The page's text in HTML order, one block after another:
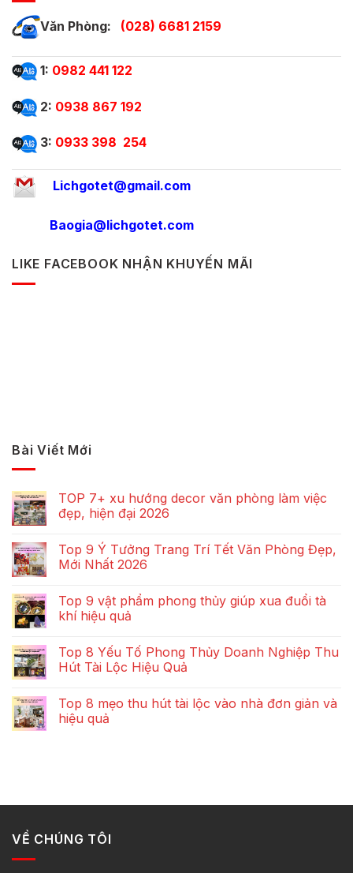
Văn Phòng: (028) 6681 2159
1: 0982 441 122
2: 0938 867 192
3: 0933 398 254
Lichgotet@gmail.com
Baogia@lichgotet.com
LIKE FACEBOOK NHẬN KHUYẾN MÃI
Bài Viết Mới
TOP 7+ xu hướng decor văn phòng làm việc
đẹp, hiện đại 2026
Top 9 Ý Tưởng Trang Trí Tết Văn Phòng Đẹp,
Mới Nhất 2026
Top 9 vật phẩm phong thủy giúp xua đuổi tà
khí hiệu quả
Top 8 Yếu Tố Phong Thủy Doanh Nghiệp Thu
Hút Tài Lộc Hiệu Quả
Top 8 mẹo thu hút tài lộc vào nhà đơn giản và
hiệu quả
VỀ CHÚNG TÔI